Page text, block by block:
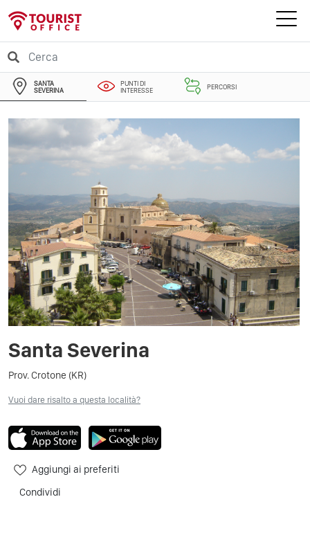
SANTA
SEVERINA
PUNTI DI
INTERESSE
PERCORSI
Santa Severina
Prov. Crotone (KR)
Vuoi dare risalto a questa località?
Aggiungi ai preferiti
Condividi